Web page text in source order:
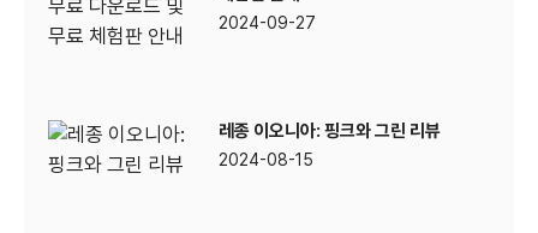
2024-09-27
레종 이오니아: 핑크와 그린 리뷰
2024-08-15